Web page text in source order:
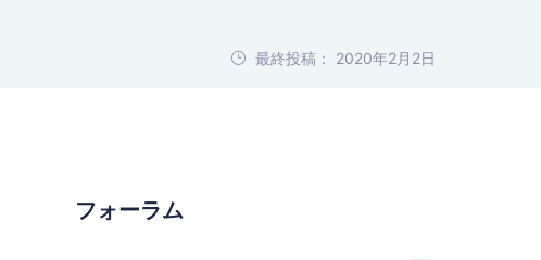
最終投稿： 2020年2月2日
フォーラム